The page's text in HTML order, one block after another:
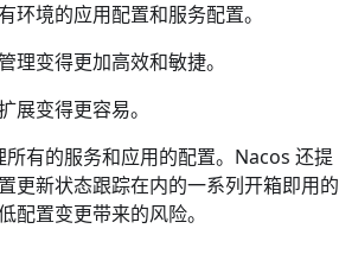
境的应用配置和服务配置。
变得更加高效和敏捷。
变得更容易。
所有的服务和应用的配置。Nacos 还提
更新状态跟踪在内的一系列开箱即用的
置变更带来的风险。